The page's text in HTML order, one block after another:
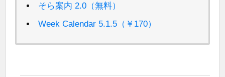
そら案内 2.0（無料）
Week Calendar 5.1.5（￥170）